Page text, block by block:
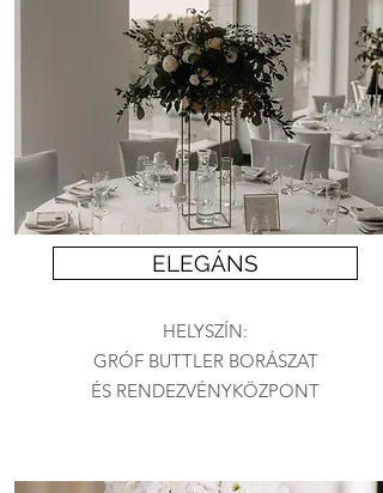
ELEGÁNS
HELYSZÍN:
GRÓF BUTTLER BORÁSZAT
ÉS RENDEZVÉNYKÖZPONT